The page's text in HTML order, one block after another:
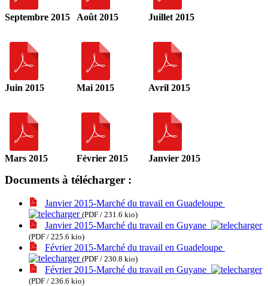
Septembre 2015 Août 2015 Juillet 2015
Juin 2015 Mai 2015 Avril 2015
Mars 2015 Février 2015 Janvier 2015
Documents à télécharger :
Janvier 2015-Marché du travail en Guadeloupe
(PDF / 231.6 kio)
Janvier 2015-Marché du travail en Guyane
(PDF / 225.6 kio)
Février 2015-Marché du travail en Guadeloupe
(PDF / 230.8 kio)
Février 2015-Marché du travail en Guyane
(PDF / 236.6 kio)